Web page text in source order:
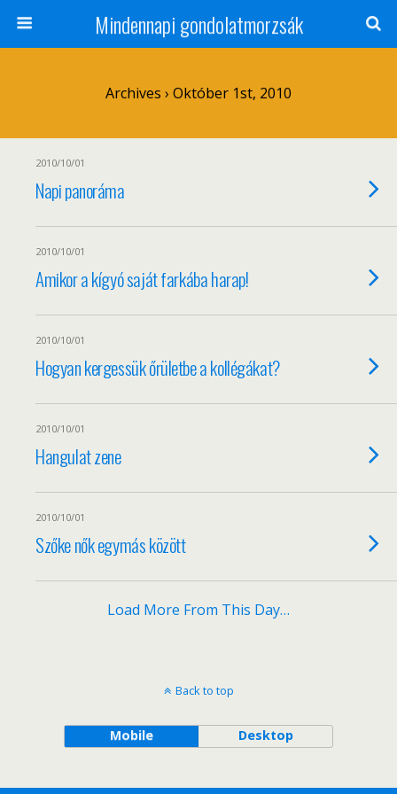
Mindennapi gondolatmorzsák
Archives › Október 1st, 2010
2010/10/01
Napi panoráma
2010/10/01
Amikor a kígyó saját farkába harap!
2010/10/01
Hogyan kergessük őrületbe a kollégákat?
2010/10/01
Hangulat zene
2010/10/01
Szőke nők egymás között
Load More From This Day…
Back to top
Mobile Desktop